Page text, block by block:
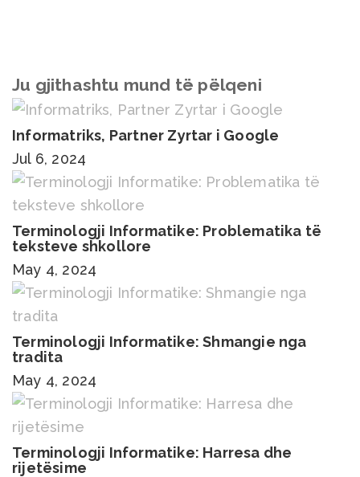
Ju gjithashtu mund të pëlqeni
Informatriks, Partner Zyrtar i Google
Jul 6, 2024
Terminologji Informatike: Problematika të
teksteve shkollore
May 4, 2024
Terminologji Informatike: Shmangie nga
tradita
May 4, 2024
Terminologji Informatike: Harresa dhe
rijetësime